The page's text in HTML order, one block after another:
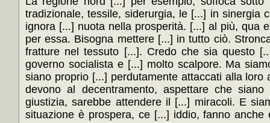
tradizionale, tessile, siderurgia, le [...] in sinergia
ignora [...] nuota nella prosperità. [...] al più, qua
per essa. Bisogna mettere [...] in tutto ciò.
fratture nel tessuto [...]. Credo che sia questo
governo socialista e [...] molto scalpore. Ma
siano proprio [...] perdutamente attaccati alla loro
devono al decentramento, aspettare che
giustizia, sarebbe attendere il [...] miracoli. E
situazione è prospera, ce [...] iddio, fanno anche